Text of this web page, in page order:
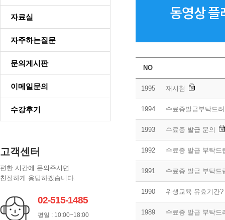
자료실
자주하는질문
문의게시판
이메일문의
수강후기
고객센터
편한 시간에 문의주시면
친절하게 응답하겠습니다.
02-515-1485
평일 : 10:00~18:00
NO
1995 재시험
1994 수료증발급부탁드
1993 수료증 발급 문의
1992 수료증 발급 부탁드
1991 수료증 발급 부탁드
1990 위생교육 유효기간?
1989 수료증 발급 부탁드